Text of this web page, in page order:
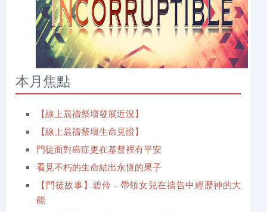
本月焦點
【線上晨禱祭壇發展近況】
【線上晨禱祭壇生命見證】
門徒面對癌症更在基督裡有平安
看見不朽的生命結出永恆的果子
【門徒故事】碧伶 - 帶領女兒在禱告中經歷神的大
能